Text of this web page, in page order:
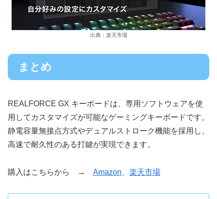
出典：楽天市場
まとめ
REALFORCE GX キーボードは、専用ソフトウェアを使
用してカスタマイズが可能なゲーミングキーボードです。
静電容量無接点方式やデュアルストローク機能を採用し、
高速で耐久性のある打鍵が実現できます。
購入はこちらから → Amazon 楽天市場